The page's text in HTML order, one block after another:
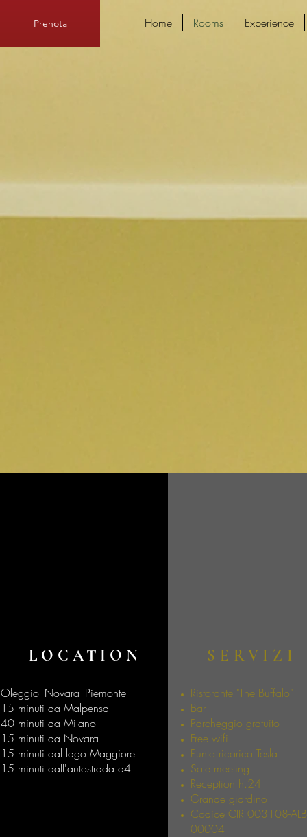
Prenota Home Rooms Experience
LOCATION
Oleggio_Novara_Piemonte
15 minuti da Malpensa
40 minuti da Milano
15 minuti da Novara
15 minuti dal lago Maggiore
15 minuti dall'autostrada a4
SERVIZI
Ristorante "The Buffalo"
Bar
Parcheggio gratuito
Free wifi
Punto ricarica Tesla
Sale meeting
Reception h.24
Grande giardino
Codice CIR 003108-
00004